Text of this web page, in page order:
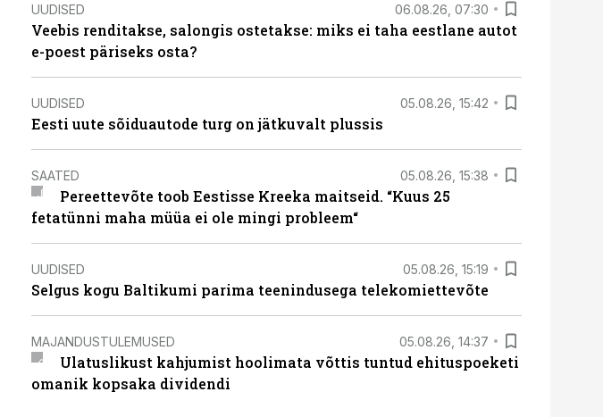
UUDISED 06.08.26, 07:30
Veebis renditakse, salongis ostetakse: miks ei taha eestlane autot
e-poest päriseks osta?
UUDISED 05.08.26, 15:42
Eesti uute sõiduautode turg on jätkuvalt plussis
SAATED 05.08.26, 15:38
Pereettevõte toob Eestisse Kreeka maitseid. “Kuus 25
fetatünni maha müüa ei ole mingi probleem“
UUDISED 05.08.26, 15:19
Selgus kogu Baltikumi parima teenindusega telekomiettevõte
MAJANDUSTULEMUSED 05.08.26, 14:37
Ulatuslikust kahjumist hoolimata võttis tuntud ehituspoeketi
omanik kopsaka dividendi